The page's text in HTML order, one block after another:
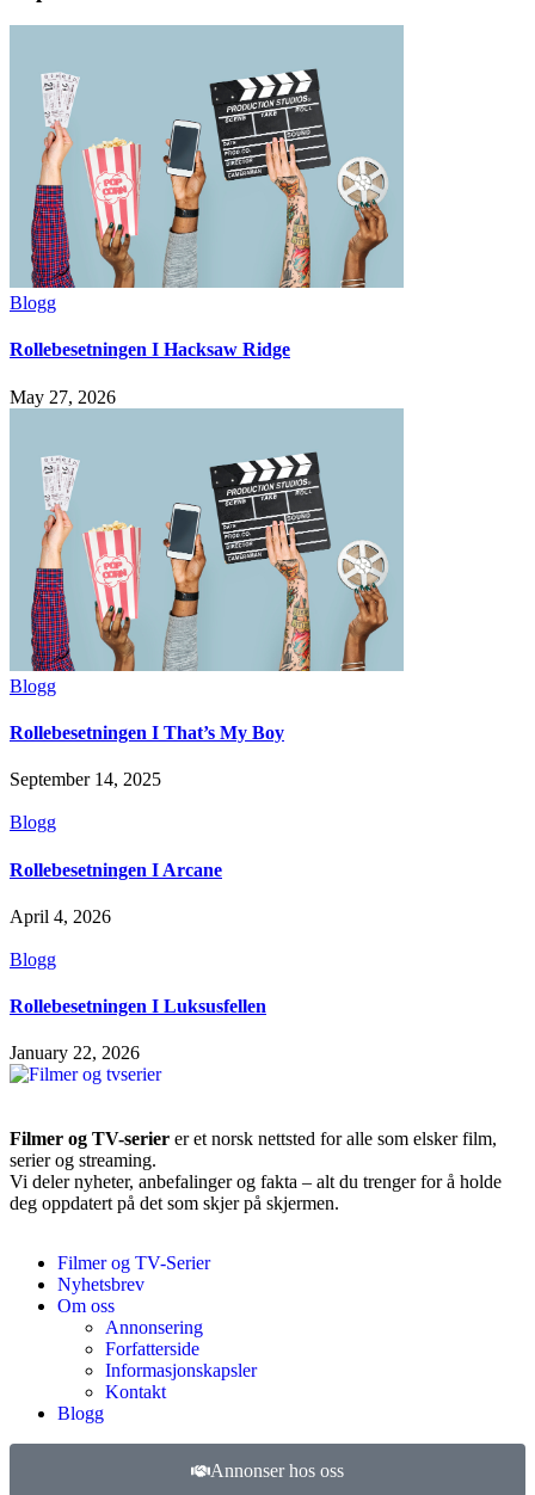
Blogg
Rollebesetningen I Hacksaw Ridge
May 27, 2026
Blogg
Rollebesetningen I That’s My Boy
September 14, 2025
Blogg
Rollebesetningen I Arcane
April 4, 2026
Blogg
Rollebesetningen I Luksusfellen
January 22, 2026
Filmer og TV-serier er et norsk nettsted for alle som elsker film,
serier og streaming.
Vi deler nyheter, anbefalinger og fakta – alt du trenger for å holde
deg oppdatert på det som skjer på skjermen.
Filmer og TV-Serier
Nyhetsbrev
Om oss
Annonsering
Forfatterside
Informasjonskapsler
Kontakt
Blogg
Annonser hos oss